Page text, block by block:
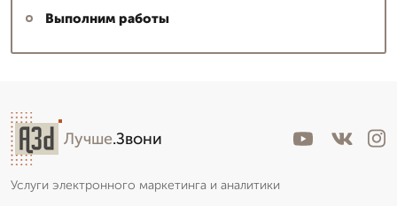
Выполним работы
Лучше.Звони
Услуги электронного маркетинга и аналитики
Пишет Вам...